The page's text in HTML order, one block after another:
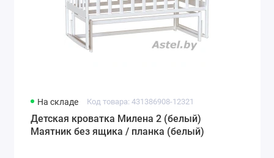
На складе Код товара: 431386908-12321
Детская кроватка Милена 2 (белый)
Маятник без ящика / планка (белый)